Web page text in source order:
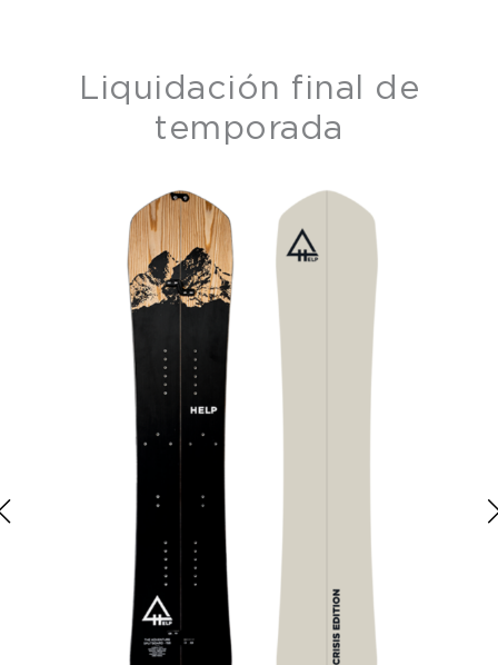
Liquidación final de
temporada